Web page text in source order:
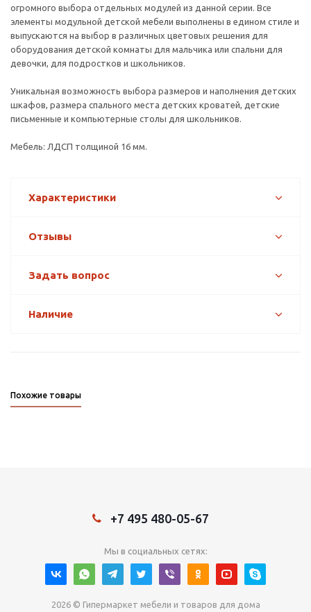
огромного выбора отдельных модулей из данной серии. Все
элементы модульной детской мебели выполнены в едином стиле и
выпускаются на выбор в различных цветовых решения для
оборудования детской комнаты для мальчика или спальни для
девочки, для подростков и школьников.
Уникальная возможность выбора размеров и наполнения детских
шкафов, размера спального места детских кроватей, детские
письменные и компьютерные столы для школьников.
Мебель: ЛДСП толщиной 16 мм.
Характеристики
Отзывы
Задать вопрос
Наличие
Похожие товары
+7 495 480-05-67
Мы в социальных сетях:
2026 © Гипермаркет мебели и товаров для дома